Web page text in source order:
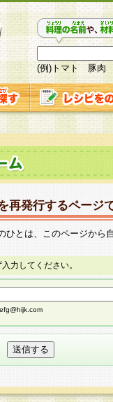
(例)トマト 豚肉
再発行するページ
ひとは、このページから
力してください。